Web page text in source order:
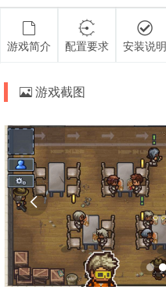
游戏简介 配置要求 安装说明
游戏截图
